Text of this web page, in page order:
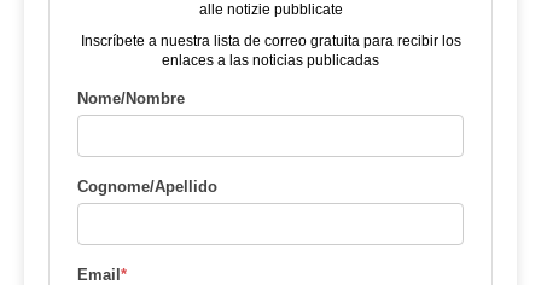
alle notizie pubblicate
Inscríbete a nuestra lista de correo gratuita para recibir los
enlaces a las noticias publicadas
Nome/Nombre
Cognome/Apellido
Email *